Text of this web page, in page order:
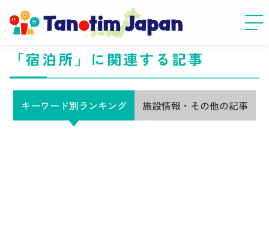
「宿泊所」に関連する記事
キーワード別ランキング 施設情報・その他の記事